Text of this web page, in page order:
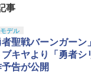
TAMASHII NATIONS
ツ（真骨彫製法） 仮
RX 約150mm
可動フィギュア
BANDAI SPIRITS(バン
30MS SIS-J00 メルン
分け済みプラモデル
￥4,200
東京マルイ(TOKYO
ト ガバメント HG 18
ハンドガン
￥3,384
GSIクレオス Mr.トップ
ミアムトップコートス
ホビー用仕上材 B601
￥748
事
デル
者聖戦バーンガーン
ブキヤより「勇者シ
告が公開